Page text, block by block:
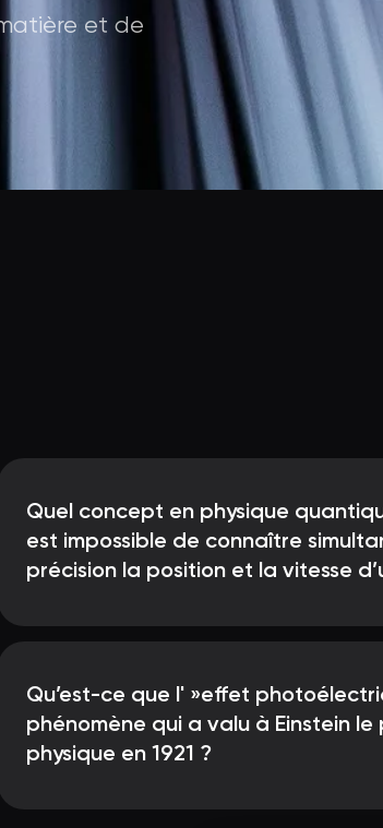
et de
Quel concept en physique
est impossible de connaître
précision la position et la vitesse
Qu’est-ce que l' »effet
phénomène qui a valu à Einstein le
physique en 1921 ?